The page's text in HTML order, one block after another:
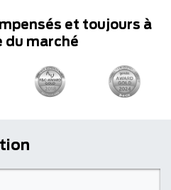
et toujours à
du marché